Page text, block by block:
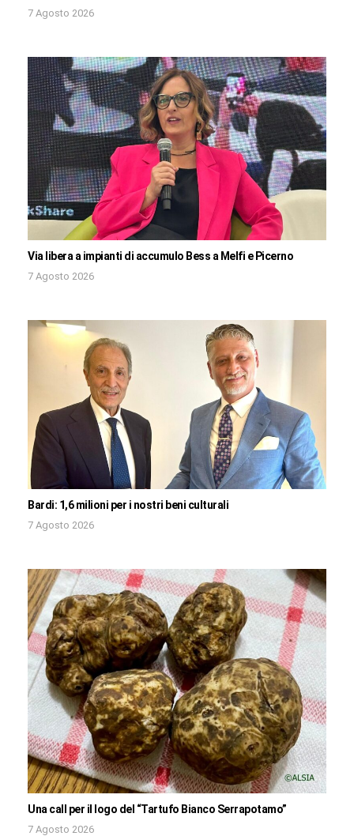
7 Agosto 2026
Via libera a impianti di accumulo Bess a Melfi e Picerno
7 Agosto 2026
Bardi: 1,6 milioni per i nostri beni culturali
7 Agosto 2026
Una call per il logo del “Tartufo Bianco Serrapotamo”
7 Agosto 2026